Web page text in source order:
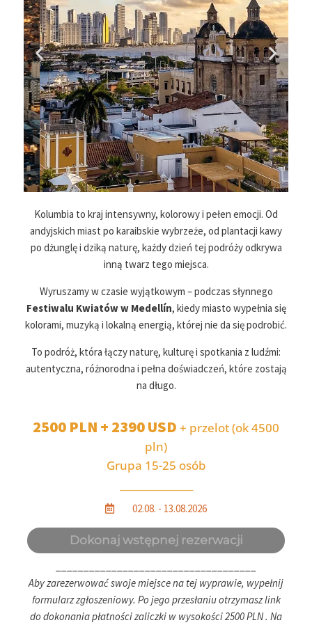
Kolumbia to kraj intensywny, kolorowy i pełen emocji. Od
andyjskich miast po karaibskie wybrzeże, od plantacji kawy
po dżunglę i dziką naturę, każdy dzień tej podróży odkrywa
inną twarz tego miejsca.
Wyruszamy w czasie wyjątkowym – podczas słynnego
Festiwalu Kwiatów w Medellín, kiedy miasto wypełnia się
kolorami, muzyką i lokalną energią, której nie da się podrobić.
To podróż, która łączy naturę, kulturę i spotkania z ludźmi:
autentyczna, różnorodna i pełna doświadczeń, które zostają
na długo.
2500 PLN + 2390 USD + przelot (ok 4500
pln)
Grupa 15-25 osób
02.08. - 13.08.2026
Aby zarezerwować swoje miejsce na tej wyprawie, wypełnij
formularz zgłoszeniowy. Po jego przesłaniu otrzymasz link
do dokonania płatności zaliczki w wysokości 2500 PLN . Na